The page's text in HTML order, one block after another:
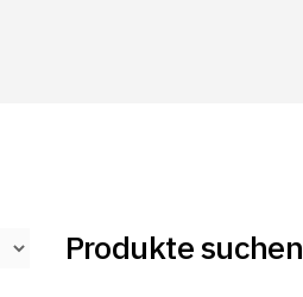
Produkte suchen